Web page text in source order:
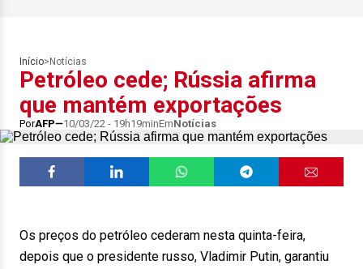
Início> Notícias
Petróleo cede; Rússia afirma
que mantém exportações
PorAFP 10/03/22 - 19h19minEmNotícias
Os preços do petróleo cederam nesta quinta-feira,
depois que o presidente russo, Vladimir Putin, garantiu